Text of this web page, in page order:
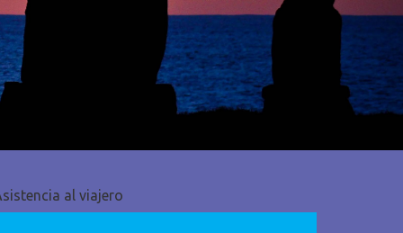
al viajero